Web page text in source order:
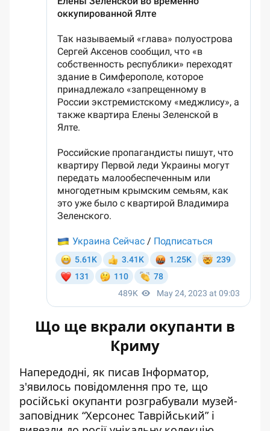
Що ще вкрали окупанти в
Криму
Напередодні, як писав Інформатор,
з'явилось повідомлення про те, що
російські окупанти розграбували музей-
заповідник “Херсонес Таврійський”і